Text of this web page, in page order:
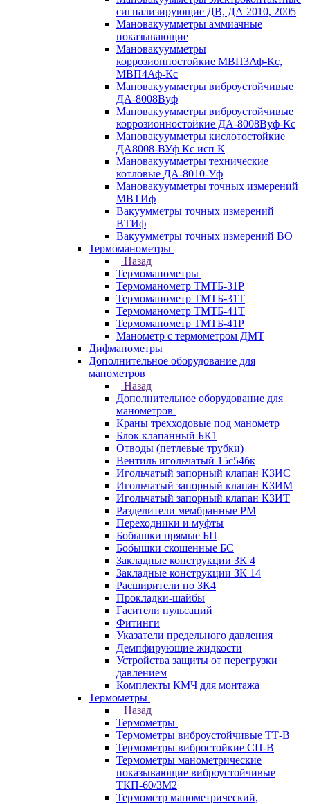
сигнализирующие ДВ, ДА 2010, 2005
Мановакуумметры аммиачные
показывающие
Мановакуумметры
коррозионностойкие МВП3Аф-Кс,
МВП4Аф-Кс
Мановакуумметры виброустойчивые
ДА-8008Вуф
Мановакуумметры виброустойчивые
коррозионностойкие ДА-8008Вуф-Кс
Мановакуумметры кислотостойкие
ДА8008-ВУф Кс исп К
Мановакуумметры технические
котловые ДА-8010-Уф
Мановакуумметры точных измерений
МВТИф
Вакуумметры точных измерений
ВТИф
Вакуумметры точных измерений ВО
Термоманометры
Назад
Термоманометры
Термоманометр ТМТБ-31Р
Термоманометр ТМТБ-31Т
Термоманометр ТМТБ-41Т
Термоманометр ТМТБ-41Р
Манометр с термометром ДМТ
Дифманометры
Дополнительное оборудование для
манометров
Назад
Дополнительное оборудование для
манометров
Краны трехходовые под манометр
Блок клапанный БК1
Отводы (петлевые трубки)
Вентиль игольчатый 15с54бк
Игольчатый запорный клапан КЗИС
Игольчатый запорный клапан КЗИМ
Игольчатый запорный клапан КЗИТ
Разделители мембранные РМ
Переходники и муфты
Бобышки прямые БП
Бобышки скошенные БС
Закладные конструкции ЗК 4
Закладные конструкции ЗК 14
Расширители по ЗК4
Прокладки-шайбы
Гасители пульсаций
Фитинги
Указатели предельного давления
Демпфирующие жидкости
Устройства защиты от перегрузки
давлением
Комплекты КМЧ для монтажа
Термометры
Назад
Термометры
Термометры виброустойчивые ТТ-В
Термометры вибростойкие СП-В
Термометры манометрические
показывающие виброустойчивые
ТКП-60/3М2
Термометр манометрический,